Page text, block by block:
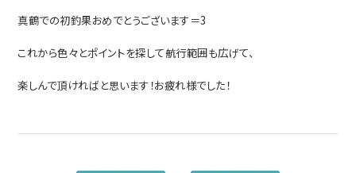
真鶴での初釣果おめでとうございます＝3
これから色々とポイントを探して航行範囲も広げて、
楽しんで頂ければと思います！お疲れ様でした！